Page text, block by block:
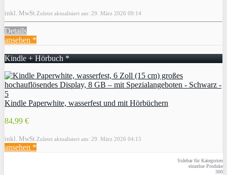
inkl. MwSt. Zuletzt aktualisiert am: 29. März 2026 09:14
Details
ansehen *
Kindle + Hörbuch *
Kindle Paperwhite, wasserfest und mit Hörbüchern
84,99 €
inkl. MwSt. Zuletzt aktualisiert am: 29. März 2026 04:15
ansehen *
Sidebar für Kategorien
einzelne Produke
300